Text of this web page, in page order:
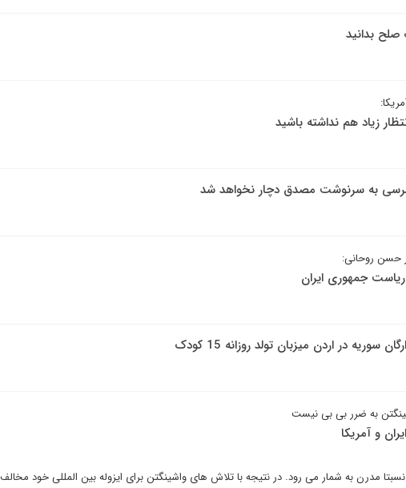
صلح بدانید
زیاد هم نداشته باشید
مرسی به سرنوشت مصدق دچار نخواهد شد
حسن روحانی:
جمهوری ایران
به ضرر بی بی نیست
و آمریکا
مدرن به شمار می رود. در نتیجه با تلاش های واشینگتن برای ایزوله بین المللی خود مخالف